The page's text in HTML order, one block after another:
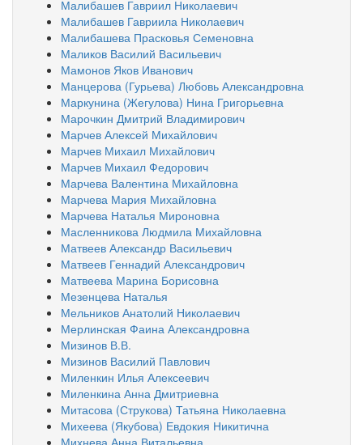
Малибашев Гавриил Николаевич
Малибашев Гавриила Николаевич
Малибашева Прасковья Семеновна
Маликов Василий Васильевич
Мамонов Яков Иванович
Манцерова (Гурьева) Любовь Александровна
Маркунина (Жегулова) Нина Григорьевна
Марочкин Дмитрий Владимирович
Марчев Алексей Михайлович
Марчев Михаил Михайлович
Марчев Михаил Федорович
Марчева Валентина Михайловна
Марчева Мария Михайловна
Марчева Наталья Мироновна
Масленникова Людмила Михайловна
Матвеев Александр Васильевич
Матвеев Геннадий Александрович
Матвеева Марина Борисовна
Мезенцева Наталья
Мельников Анатолий Николаевич
Мерлинская Фаина Александровна
Мизинов В.В.
Мизинов Василий Павлович
Миленкин Илья Алексеевич
Миленкина Анна Дмитриевна
Митасова (Струкова) Татьяна Николаевна
Михеева (Якубова) Евдокия Никитична
Михнева Анна Витальевна